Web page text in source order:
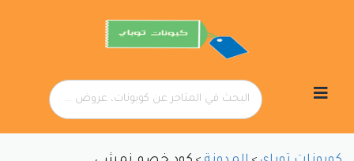
إلى